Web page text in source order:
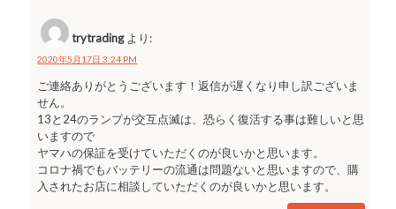
trytrading より:
2020年5月17日 3:24 PM
ご連絡ありがとうございます！返信が遅くなり申し訳ございま
せん。
13と24のランプが交互点滅は、恐らく復活する事は難しいと思
いますので
ヤマハの保証を受けていただくのが良いかと思います。
コロナ禍でもバッテリーの流通は問題ないと思いますので、購
入されたお店に相談していただくのが良いかと思います。